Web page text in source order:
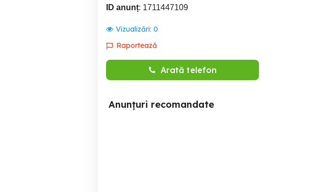
ID anunț: 1711447109
Vizualizări: 0
Raportează
Arată telefon
Anunțuri recomandate